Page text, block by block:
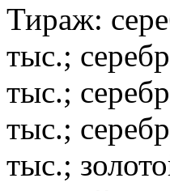
Тираж:
тыс.;
тыс.;
тыс.;
тыс.;